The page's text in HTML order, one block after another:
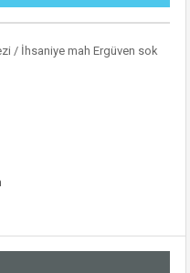
/ İhsaniye mah Ergüven sok